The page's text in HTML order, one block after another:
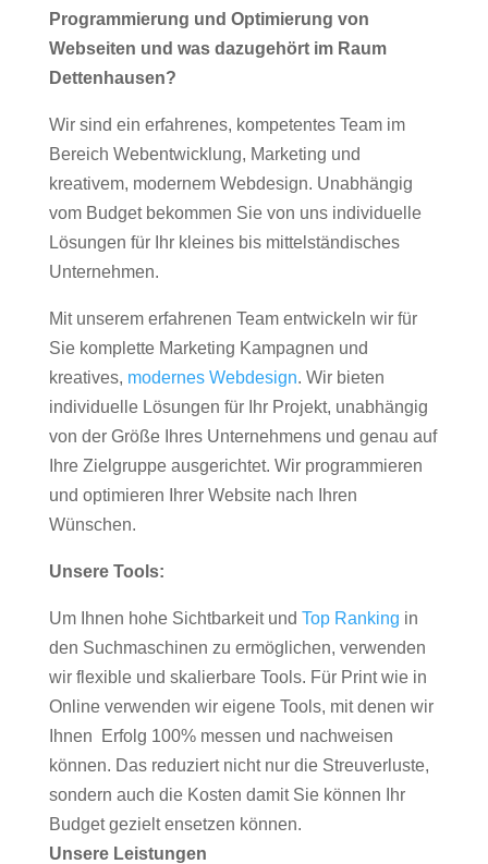
Programmierung und Optimierung von
Webseiten und was dazugehört im Raum
Dettenhausen?
Wir sind ein erfahrenes, kompetentes Team im
Bereich Webentwicklung, Marketing und
kreativem, modernem Webdesign. Unabhängig
vom Budget bekommen Sie von uns individuelle
Lösungen für Ihr kleines bis mittelständisches
Unternehmen.
Mit unserem erfahrenen Team entwickeln wir für
Sie komplette Marketing Kampagnen und
kreatives, modernes Webdesign. Wir bieten
individuelle Lösungen für Ihr Projekt, unabhängig
von der Größe Ihres Unternehmens und genau auf
Ihre Zielgruppe ausgerichtet. Wir programmieren
und optimieren Ihrer Website nach Ihren
Wünschen.
Unsere Tools:
Um Ihnen hohe Sichtbarkeit und Top Ranking in
den Suchmaschinen zu ermöglichen, verwenden
wir flexible und skalierbare Tools. Für Print wie in
Online verwenden wir eigene Tools, mit denen wir
Ihnen Erfolg 100% messen und nachweisen
können. Das reduziert nicht nur die Streuverluste,
sondern auch die Kosten damit Sie können Ihr
Budget gezielt ensetzen können.
Unsere Leistungen